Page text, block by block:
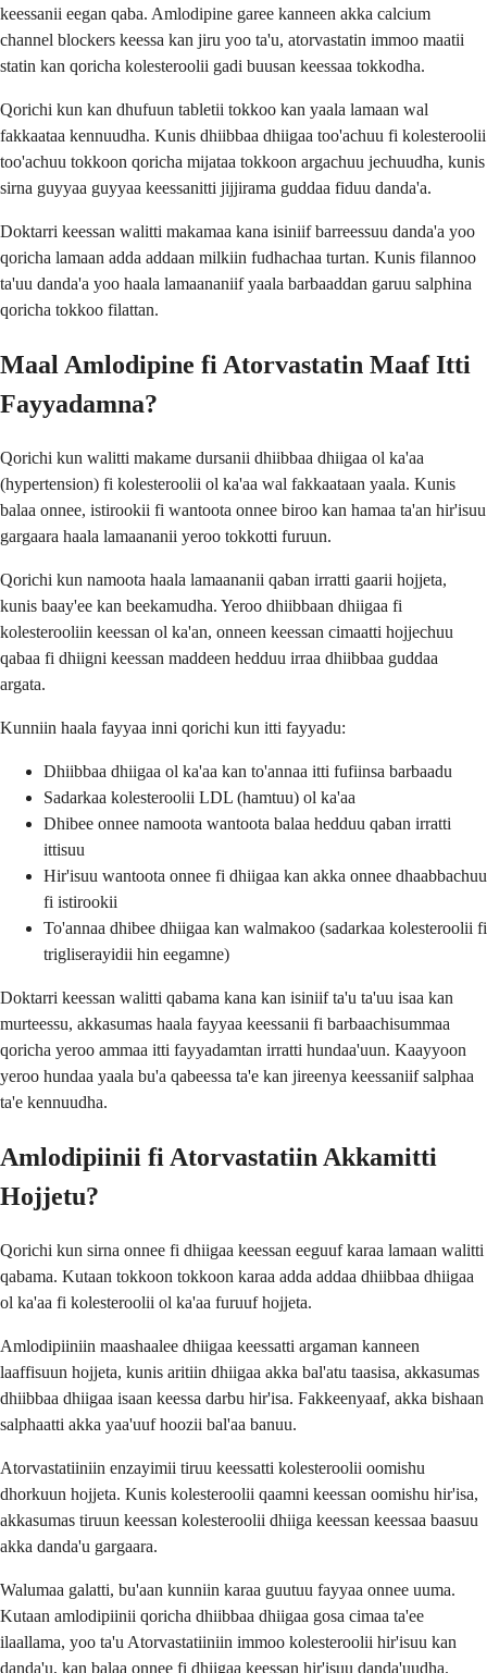
keessanii eegan qaba. Amlodipine garee kanneen akka calcium
channel blockers keessa kan jiru yoo ta'u, atorvastatin immoo maatii
statin kan qoricha kolesteroolii gadi buusan keessaa tokkodha.
Qorichi kun kan dhufuun tabletii tokkoo kan yaala lamaan wal
fakkaataa kennuudha. Kunis dhiibbaa dhiigaa too'achuu fi kolesteroolii
too'achuu tokkoon qoricha mijataa tokkoon argachuu jechuudha, kunis
sirna guyyaa guyyaa keessanitti jijjirama guddaa fiduu danda'a.
Doktarri keessan walitti makamaa kana isiniif barreessuu danda'a yoo
qoricha lamaan adda addaan milkiin fudhachaa turtan. Kunis filannoo
ta'uu danda'a yoo haala lamaananiif yaala barbaaddan garuu salphina
qoricha tokkoo filattan.
Maal Amlodipine fi Atorvastatin Maaf Itti
Fayyadamna?
Qorichi kun walitti makame dursanii dhiibbaa dhiigaa ol ka'aa
(hypertension) fi kolesteroolii ol ka'aa wal fakkaataan yaala. Kunis
balaa onnee, istirookii fi wantoota onnee biroo kan hamaa ta'an hir'isuu
gargaara haala lamaananii yeroo tokkotti furuun.
Qorichi kun namoota haala lamaananii qaban irratti gaarii hojjeta,
kunis baay'ee kan beekamudha. Yeroo dhiibbaan dhiigaa fi
kolesterooliin keessan ol ka'an, onneen keessan cimaatti hojjechuu
qabaa fi dhiigni keessan maddeen hedduu irraa dhiibbaa guddaa
argata.
Kunniin haala fayyaa inni qorichi kun itti fayyadu:
Dhiibbaa dhiigaa ol ka'aa kan to'annaa itti fufiinsa barbaadu
Sadarkaa kolesteroolii LDL (hamtuu) ol ka'aa
Dhibee onnee namoota wantoota balaa hedduu qaban irratti
ittisuu
Hir'isuu wantoota onnee fi dhiigaa kan akka onnee dhaabbachuu
fi istirookii
To'annaa dhibee dhiigaa kan walmakoo (sadarkaa kolesteroolii fi
trigliserayidii hin eegamne)
Doktarri keessan walitti qabama kana kan isiniif ta'u ta'uu isaa kan
murteessu, akkasumas haala fayyaa keessanii fi barbaachisummaa
qoricha yeroo ammaa itti fayyadamtan irratti hundaa'uun. Kaayyoon
yeroo hundaa yaala bu'a qabeessa ta'e kan jireenya keessaniif salphaa
ta'e kennuudha.
Amlodipiinii fi Atorvastatiin Akkamitti
Hojjetu?
Qorichi kun sirna onnee fi dhiigaa keessan eeguuf karaa lamaan walitti
qabama. Kutaan tokkoon tokkoon karaa adda addaa dhiibbaa dhiigaa
ol ka'aa fi kolesteroolii ol ka'aa furuuf hojjeta.
Amlodipiiniin maashaalee dhiigaa keessatti argaman kanneen
laaffisuun hojjeta, kunis aritiin dhiigaa akka bal'atu taasisa, akkasumas
dhiibbaa dhiigaa isaan keessa darbu hir'isa. Fakkeenyaaf, akka bishaan
salphaatti akka yaa'uuf hoozii bal'aa banuu.
Atorvastatiiniin enzayimii tiruu keessatti kolesteroolii oomishu
dhorkuun hojjeta. Kunis kolesteroolii qaamni keessan oomishu hir'isa,
akkasumas tiruun keessan kolesteroolii dhiiga keessan keessaa baasuu
akka danda'u gargaara.
Walumaa galatti, bu'aan kunniin karaa guutuu fayyaa onnee uuma.
Kutaan amlodipiinii qoricha dhiibbaa dhiigaa gosa cimaa ta'ee
ilaallama, yoo ta'u Atorvastatiiniin immoo kolesteroolii hir'isuu kan
danda'u, kan balaa onnee fi dhiigaa keessan hir'isuu danda'uudha.